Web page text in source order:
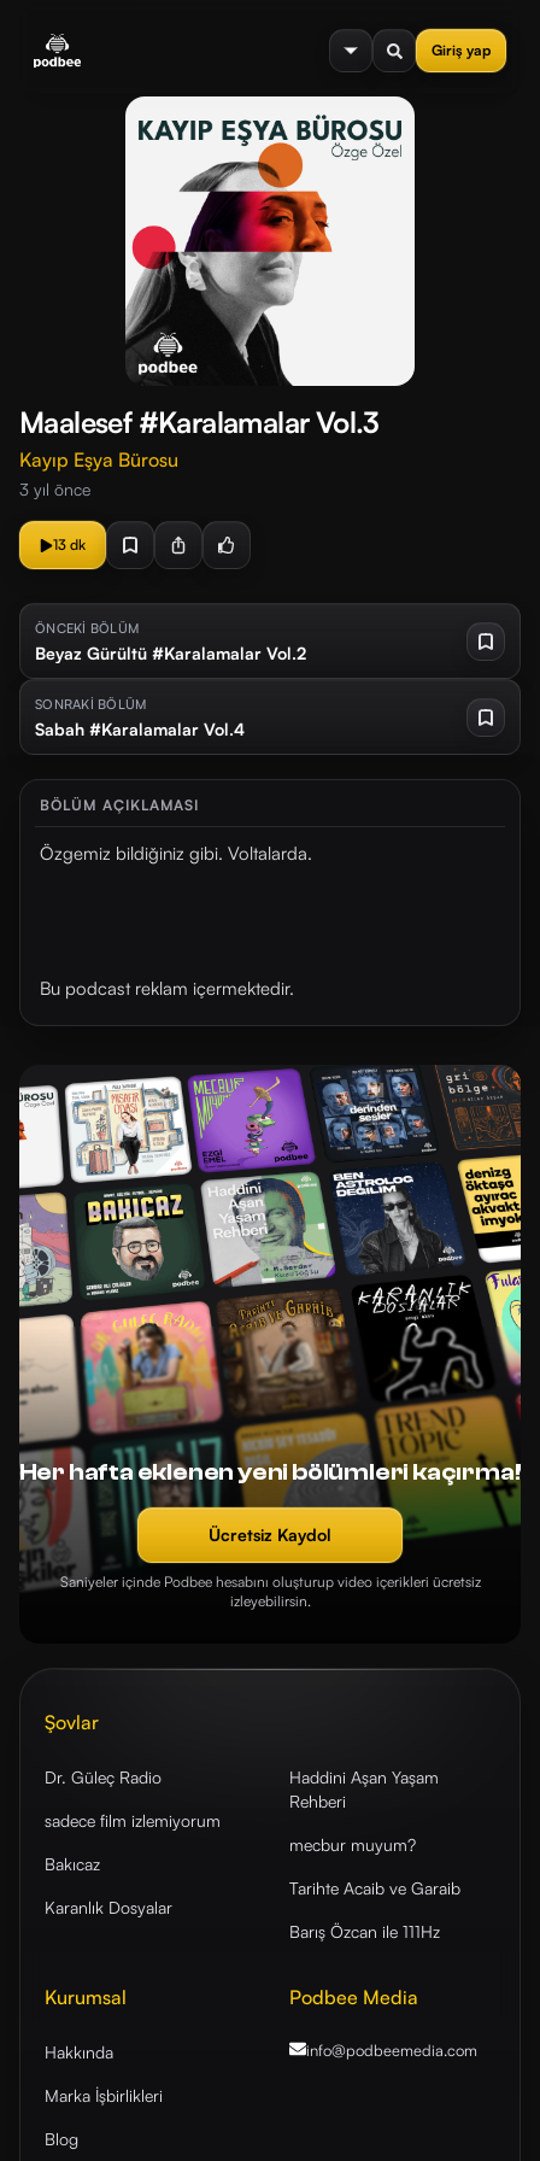
Giriş yap
menu
Maalesef #Karalamalar Vol.3
Kayıp Eşya Bürosu
3 yıl önce
13 dk
ÖNCEKİ BÖLÜM
Beyaz Gürültü #Karalamalar Vol.2
SONRAKİ BÖLÜM
Sabah #Karalamalar Vol.4
BÖLÜM AÇIKLAMASI
Özgemiz bildiğiniz gibi. Voltalarda.
Bu podcast reklam içermektedir.
Her hafta eklenen yeni bölümleri kaçırma!
Ücretsiz Kaydol
Saniyeler içinde Podbee hesabını oluşturup video içerikleri ücretsiz
izleyebilirsin.
Şovlar
Dr. Güleç Radio
sadece film izlemiyorum
Bakıcaz
Karanlık Dosyalar
Haddini Aşan Yaşam
Rehberi
mecbur muyum?
Tarihte Acaib ve Garaib
Barış Özcan ile 111Hz
Kurumsal
Hakkında
Marka İşbirlikleri
Blog
Podbee Media
info@podbeemedia.com